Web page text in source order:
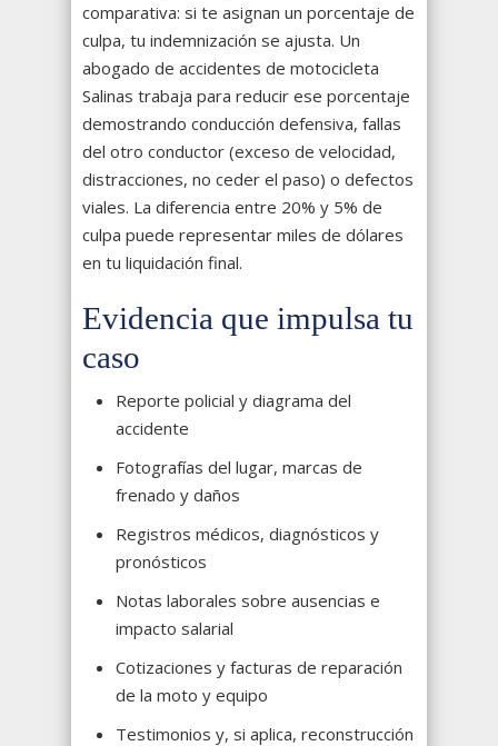
comparativa: si te asignan un porcentaje de
culpa, tu indemnización se ajusta. Un
abogado de accidentes de motocicleta
Salinas trabaja para reducir ese porcentaje
demostrando conducción defensiva, fallas
del otro conductor (exceso de velocidad,
distracciones, no ceder el paso) o defectos
viales. La diferencia entre 20% y 5% de
culpa puede representar miles de dólares
en tu liquidación final.
Evidencia que impulsa tu
caso
Reporte policial y diagrama del
accidente
Fotografías del lugar, marcas de
frenado y daños
Registros médicos, diagnósticos y
pronósticos
Notas laborales sobre ausencias e
impacto salarial
Cotizaciones y facturas de reparación
de la moto y equipo
Testimonios y, si aplica, reconstrucción